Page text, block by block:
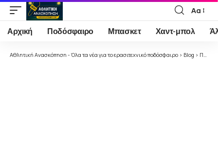
Font
Resizer
Αα
Αρχική Ποδόσφαιρο Μπασκετ Χαντ-μπολ
Αθλητική Ανασκόπηση - Όλα τα νέα για το ερασιτεχνικό ποδόσφαιρο > Blog > Ποδόσφαιρο